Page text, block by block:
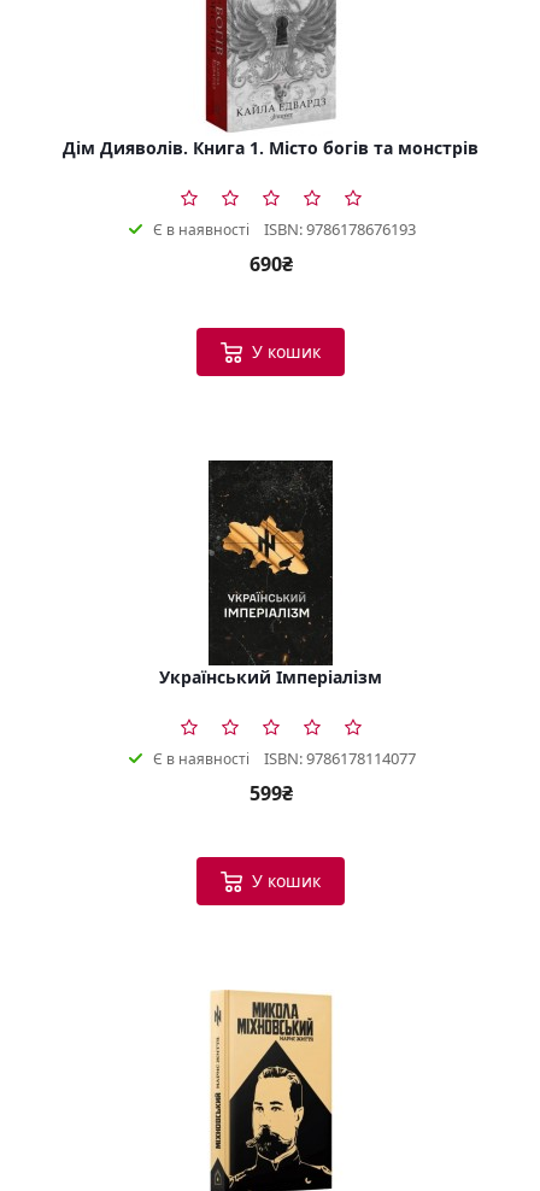
Дім Дияволів. Книга 1. Місто богів та монстрів
Є в наявності ISBN: 9786178676193
690₴
У кошик
Український Імперіалізм
Є в наявності ISBN: 9786178114077
599₴
У кошик